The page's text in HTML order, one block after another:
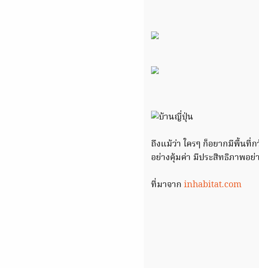
ถึงแม้ว่า ใครๆ ก็อยากมีพื้นที่ก
อย่างคุ้มค่า มีประสิทธิภาพอ
ที่มาจาก inhabitat.com